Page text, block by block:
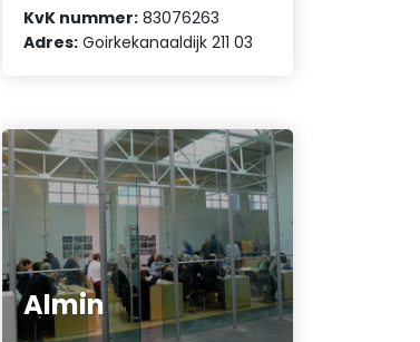
KvK nummer: 83076263
Adres: Goirkekanaaldijk 211 03
Almin